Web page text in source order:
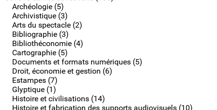
Archéologie (5)
Archivistique (3)
Arts du spectacle (2)
Bibliographie (3)
Bibliothéconomie (4)
Cartographie (5)
Documents et formats numériques (5)
Droit, économie et gestion (6)
Estampes (7)
Glyptique (1)
Histoire et civilisations (14)
Histoire et fabrication des supports audiovisuels (10)